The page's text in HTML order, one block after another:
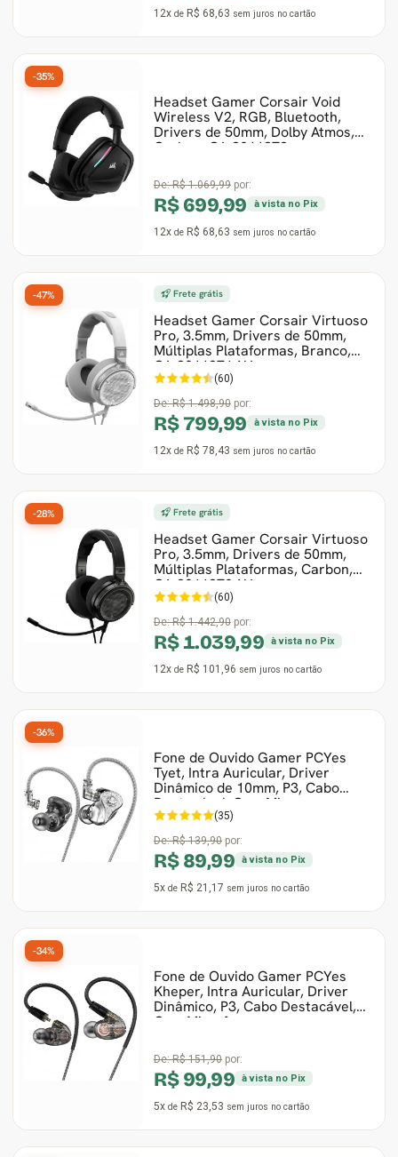
12x de R$ 68,63 sem juros no cartão
Headset Gamer Corsair Void
Wireless V2, RGB, Bluetooth,
Drivers de 50mm, Dolby Atmos,
Carbon, CA-9011379-
De:R$ 1.069,99 por:
R$ 699,99 à vista no Pix
12x de R$ 68,63 sem juros no cartão
-35%
Frete grátis
Headset Gamer Corsair Virtuoso
Pro, 3.5mm, Drivers de 50mm,
Múltiplas Plataformas, Branco,
CA-9011371-NA
(60)
De:R$ 1.498,90 por:
R$ 799,99 à vista no Pix
12x de R$ 78,43 sem juros no cartão
-47%
Frete grátis
Headset Gamer Corsair Virtuoso
Pro, 3.5mm, Drivers de 50mm,
Múltiplas Plataformas, Carbon,
CA-9011370-NA
(60)
De:R$ 1.442,90 por:
R$ 1.039,99 à vista no Pix
12x de R$ 101,96 sem juros no cartão
-28%
Fone de Ouvido Gamer PCYes
Tyet, Intra Auricular, Driver
Dinâmico de 10mm, P3, Cabo
Destacável, Com Micro
(35)
De:R$ 139,90 por:
R$ 89,99 à vista no Pix
5x de R$ 21,17 sem juros no cartão
-36%
Fone de Ouvido Gamer PCYes
Kheper, Intra Auricular, Driver
Dinâmico, P3, Cabo Destacável,
Com Microfone,
De:R$ 151,90 por:
R$ 99,99 à vista no Pix
5x de R$ 23,53 sem juros no cartão
-34%